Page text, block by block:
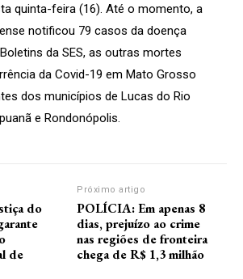
quinta-feira (16). Até o momento, a
notificou 79 casos da doença
da SES, as outras mortes
da Covid-19 em Mato Grosso
dos municípios de Lucas do Rio
e Rondonópolis.
do
de
Próximo artigo
POLÍCIA: Em apenas 8
dias, prejuízo ao crime
nas regiões de fronteira
chega de R$ 1,3 milhão